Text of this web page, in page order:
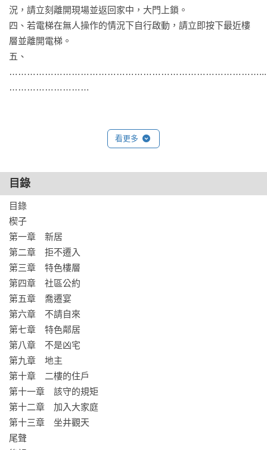
況，請立刻離開現場並返回家中，大門上鎖。
四、若電梯在無人操作的情況下自行啟動，請立即按下最近樓
層並離開電梯。
五、
…………………………………………………………………………...
………………………
啪！女孩摔在冰冷液體上，空氣中滿滿揮發汽油味，嚓──打火
看更多
目錄
目錄
楔子
第一章　新居
第二章　拒不遷入
第三章　特色樓層
第四章　社區公約
第五章　喬遷宴
第六章　不請自來
第七章　特色鄰居
第八章　不是凶宅
第九章　地主
第十章　二樓的住戶
第十一章　該守的規矩
第十二章　加入大家庭
第十三章　坐井觀天
尾聲